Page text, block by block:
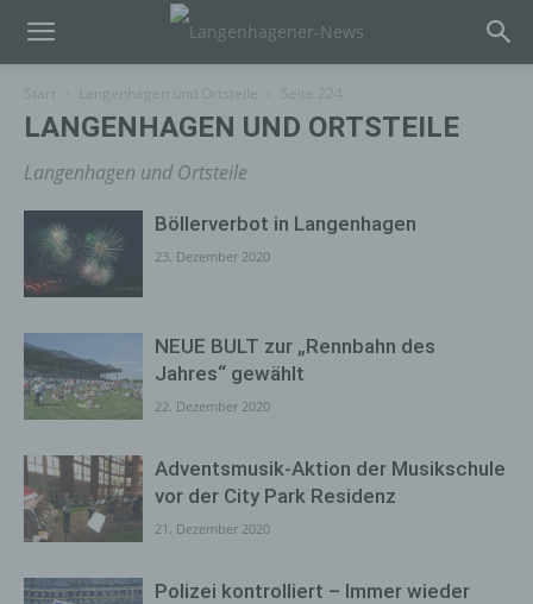
LANGENHAGEN UND ORTSTEILE
Langenhagen und Ortsteile
Böllerverbot in Langenhagen
23. Dezember 2020
NEUE BULT zur „Rennbahn des
Jahres“ gewählt
22. Dezember 2020
Adventsmusik-Aktion der Musikschule
vor der City Park Residenz
21. Dezember 2020
Polizei kontrolliert – Immer wieder